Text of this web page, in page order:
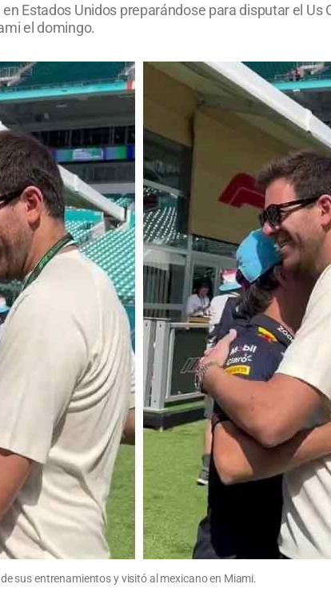
Estados Unidos preparándose para disputar el
el domingo.
sus entrenamientos y visitó al mexicano en Miami.